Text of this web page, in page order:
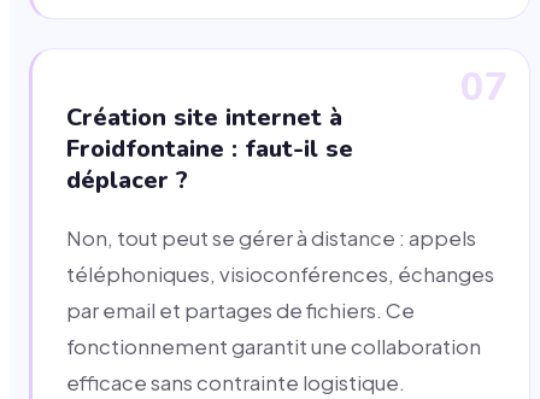
07
Création site internet à
Froidfontaine : faut-il se
déplacer ?
Non, tout peut se gérer à distance : appels
téléphoniques, visioconférences, échanges
par email et partages de fichiers. Ce
fonctionnement garantit une collaboration
efficace sans contrainte logistique.